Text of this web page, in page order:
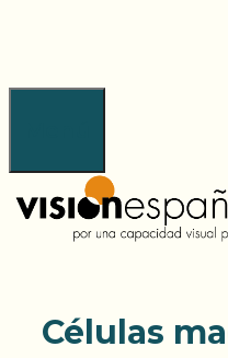
Células